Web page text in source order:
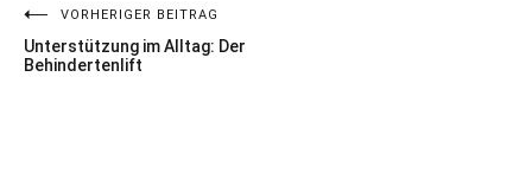
Beitragsnavigation
VORHERIGER BEITRAG
Unterstützung im Alltag: Der
Behindertenlift